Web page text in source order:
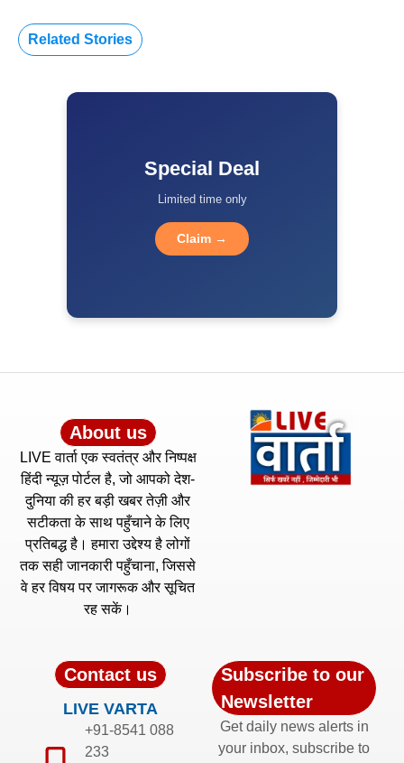
Related Stories
Special Deal
Limited time only
Claim →
About us
LIVE वार्ता एक स्वतंत्र और निष्पक्ष
हिंदी न्यूज़ पोर्टल है, जो आपको देश-
दुनिया की हर बड़ी खबर तेज़ी और
सटीकता के साथ पहुँचाने के लिए
प्रतिबद्ध है। हमारा उद्देश्य है लोगों
तक सही जानकारी पहुँचाना, जिससे
वे हर विषय पर जागरूक और सूचित
रह सकें।
Contact us
LIVE VARTA
+91-8541 088
233
Subscribe to our
Newsletter
Get daily news alerts in
your inbox, subscribe to